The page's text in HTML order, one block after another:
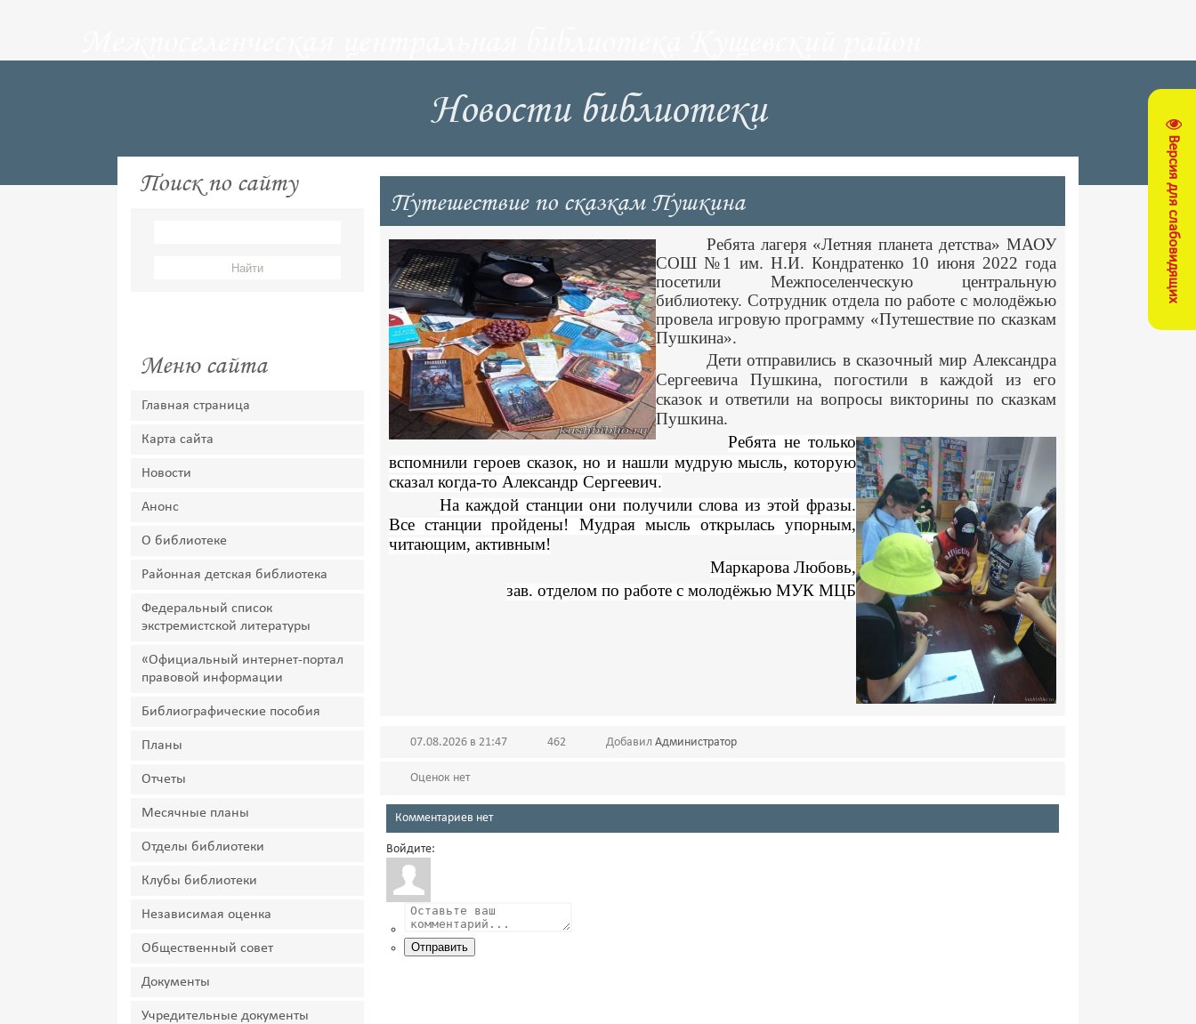
Версия для слабовидящих
Новости библиотеки
Поиск по сайту
Меню сайта
Главная страница
Карта сайта
Новости
Анонс
О библиотеке
Районная детская библиотека
Федеральный список
экстремистской литературы
«Официальный интернет-портал
правовой информации
Библиографические пособия
Планы
Отчеты
Месячные планы
Отделы библиотеки
Клубы библиотеки
Независимая оценка
Общественный совет
Документы
Учредительные документы
Путешествие по сказкам Пушкина
Ребята лагеря «Летняя планета детства» МАОУ
СОШ №1 им. Н.И. Кондратенко 10 июня 2022 года
посетили Межпоселенческую центральную
библиотеку. Сотрудник отдела по работе с молодёжью
провела игровую программу «Путешествие по сказкам
Пушкина».
Дети отправились в сказочный мир Александра
Сергеевича Пушкина, погостили в каждой из его
сказок и ответили на вопросы викторины по сказкам
Пушкина.
Ребята не только
вспомнили героев сказок, но и нашли мудрую мысль, которую
сказал когда-то Александр Сергеевич.
На каждой станции они получили слова из этой фразы.
Все станции пройдены! Мудрая мысль открылась упорным,
читающим, активным!
Маркарова Любовь,
зав. отделом по работе с молодёжью МУК МЦБ
07.08.2026 в 21:47 462 Добавил Администратор
Оценок нет
Комментариев нет
Войдите:
Отправить